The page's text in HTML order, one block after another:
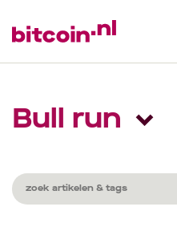
Bull run